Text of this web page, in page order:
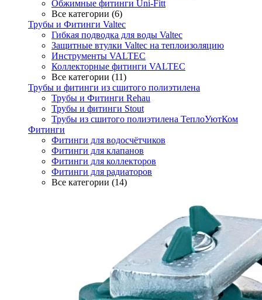
Обжимные фитинги Uni-Fitt
Все категории (6)
Трубы и Фитинги Valtec
Гибкая подводка для воды Valtec
Защитные втулки Valtec на теплоизоляцию
Инструменты VALTEC
Коллекторные фитинги VALTEC
Все категории (11)
Трубы и фитинги из сшитого полиэтилена
Трубы и Фитинги Rehau
Трубы и фитинги Stout
Трубы из сшитого полиэтилена ТеплоУютКом
Фитинги
Фитинги для водосчётчиков
Фитинги для клапанов
Фитинги для коллекторов
Фитинги для радиаторов
Все категории (14)